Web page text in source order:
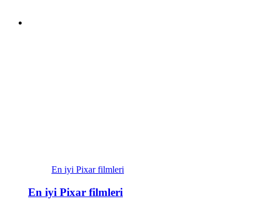
En iyi Pixar filmleri
En iyi Pixar filmleri